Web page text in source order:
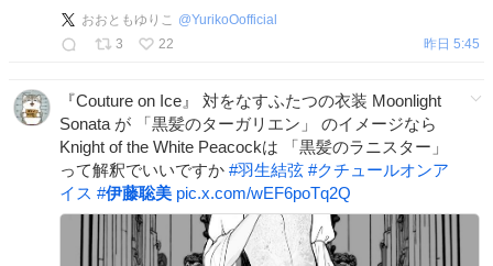
おおともゆりこ @YurikoOofficial
3
22 昨日 5:45
『Couture on Ice』 対をなすふたつの衣装 Moonlight
Sonata が 「黒髪のターガリエン」 のイメージなら
Knight of the White Peacockは 「黒髪のラニスター」
って解釈でいいですか #羽生結弦 #クチュールオンア
イス #伊藤聡美 pic.x.com/wEF6poTq2Q